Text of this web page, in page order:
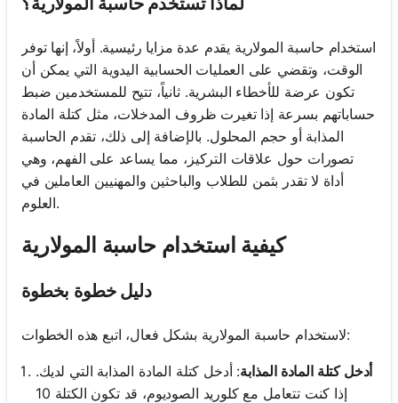
استخدام حاسبة المولارية يقدم عدة مزايا رئيسية. أولاً، إنها توفر
الوقت، وتقضي على العمليات الحسابية اليدوية التي يمكن أن
تكون عرضة للأخطاء البشرية. ثانياً، تتيح للمستخدمين ضبط
حساباتهم بسرعة إذا تغيرت ظروف المدخلات، مثل كتلة المادة
المذابة أو حجم المحلول. بالإضافة إلى ذلك، تقدم الحاسبة
تصورات حول علاقات التركيز، مما يساعد على الفهم، وهي
أداة لا تقدر بثمن للطلاب والباحثين والمهنيين العاملين في
العلوم.
كيفية استخدام حاسبة المولارية
دليل خطوة بخطوة
لاستخدام حاسبة المولارية بشكل فعال، اتبع هذه الخطوات:
أدخل كتلة المادة المذابة: أدخل كتلة المادة المذابة التي لديك.
إذا كنت تتعامل مع كلوريد الصوديوم، قد تكون الكتلة 10